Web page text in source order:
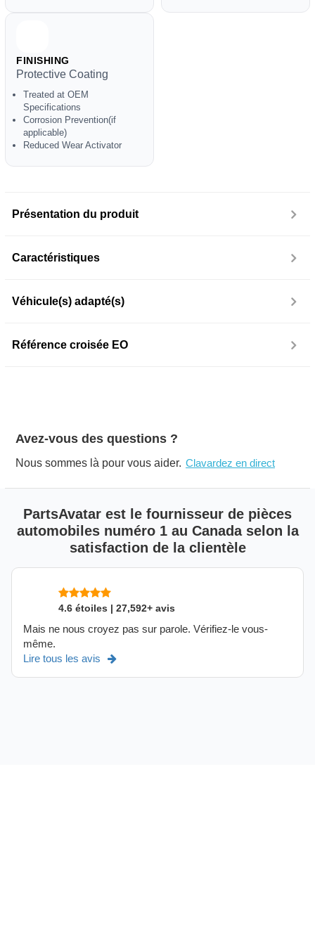
FINISHING
Protective Coating
Treated at OEM
Specifications
Corrosion Prevention(if
applicable)
Reduced Wear Activator
Présentation du produit
Caractéristiques
Véhicule(s) adapté(s)
Référence croisée EO
Avez-vous des questions ?
Nous sommes là pour vous aider. Clavardez en direct
PartsAvatar est le fournisseur de pièces
automobiles numéro 1 au Canada selon la
satisfaction de la clientèle
4.6 étoiles | 27,592+ avis
Mais ne nous croyez pas sur parole. Vérifiez-le vous-
même.
Lire tous les avis